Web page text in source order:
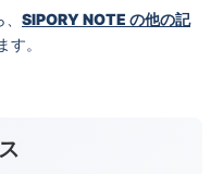
SIPORY NOTE の他の記
。